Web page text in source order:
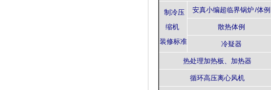
制冷压
缩机
装修标准
安真小编超临界锅炉 /体例
散热体例
冷疑器
热处理加热板、加热器
循环高压离心风机